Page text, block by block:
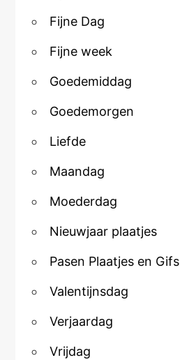
Fijne Dag
Fijne week
Goedemiddag
Goedemorgen
Liefde
Maandag
Moederdag
Nieuwjaar plaatjes
Pasen Plaatjes en Gifs
Valentijnsdag
Verjaardag
Vrijdag